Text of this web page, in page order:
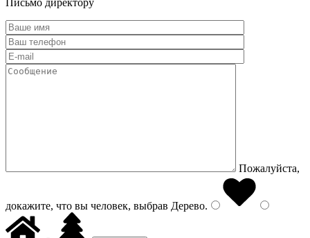
Письмо директору
Пожалуйста,
докажите, что вы человек, выбрав Дерево.